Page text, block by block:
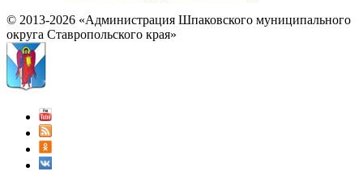
© 2013-2026 «Администрация Шпаковского муниципального
округа Ставропольского края»